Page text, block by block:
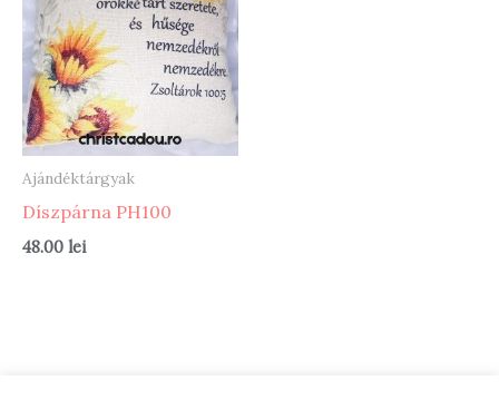
Ajándéktárgyak
Díszpárna PH100
48.00 lei